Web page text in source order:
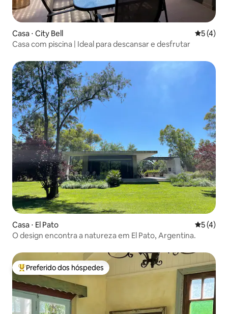
Casa ⋅ City Bell 5 de
5 (4)
Casa com piscina | Ideal para descansar e desfrutar
Casa ⋅ El Pato 5 de
5 (4)
O design encontra a natureza em El Pato, Argentina.
Entre os melhores preferidos dos hóspedes
Preferido dos hóspedes